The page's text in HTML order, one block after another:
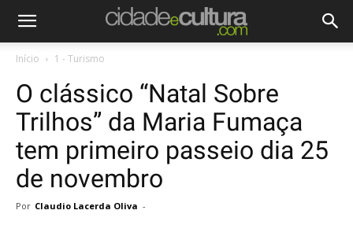
Início 1 - Turismo
O clássico “Natal Sobre
Trilhos” da Maria Fumaça
tem primeiro passeio dia 25
de novembro
Por Claudio Lacerda Oliva -